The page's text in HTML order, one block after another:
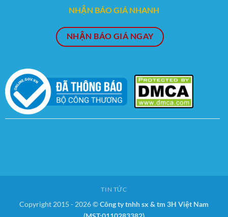
NHẬN BÁO GIÁ NHANH
NHẬN BÁO GIÁ NGAY
TIN TỨC
Copyright 2015 - 2026 ©Công ty tnhh sx & tm 3H Việt Nam